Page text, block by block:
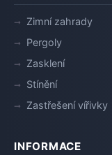
Zimní zahrady
Pergoly
Zasklení
Stínění
Zastřešení vířivky
INFORMACE